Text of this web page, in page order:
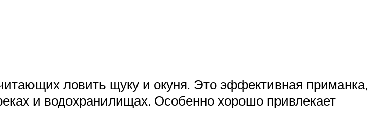
ловить щуку и окуня. Это эффективная приманка,
и водохранилищах. Особенно хорошо привлекает